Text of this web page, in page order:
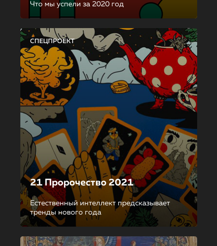
Что мы успели за 2020 год
СПЕЦПРОЕКТ
21 Пророчество 2021
Естественный интеллект предсказывает
тренды нового года